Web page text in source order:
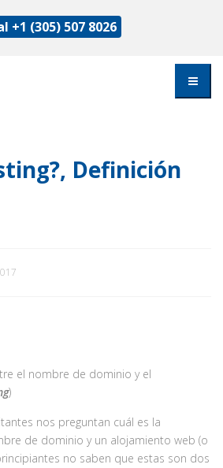
+1 (305) 507 8026
Definición
el nombre de dominio y el
)
nos preguntan cuál es la
de dominio y un alojamiento web (o
no saben que estas son dos